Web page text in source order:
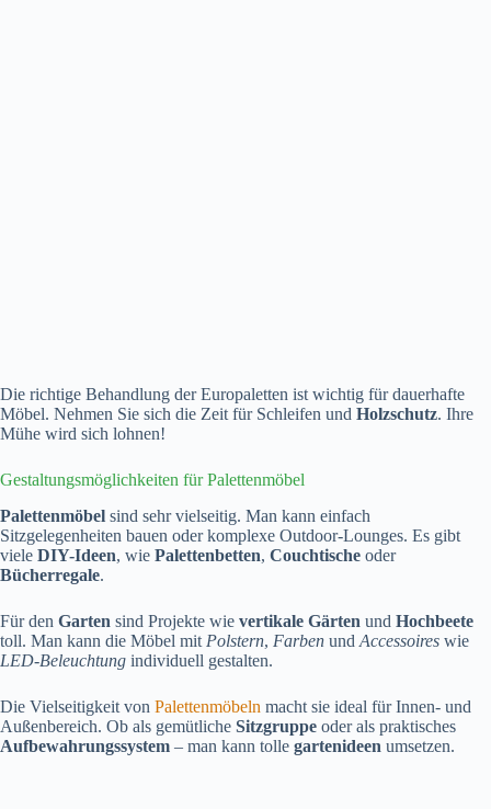
Die richtige Behandlung der Europaletten ist wichtig für dauerhafte
Möbel. Nehmen Sie sich die Zeit für Schleifen und Holzschutz. Ihre
Mühe wird sich lohnen!
Gestaltungsmöglichkeiten für Palettenmöbel
Palettenmöbel sind sehr vielseitig. Man kann einfach
Sitzgelegenheiten bauen oder komplexe Outdoor-Lounges. Es gibt
viele DIY-Ideen, wie Palettenbetten, Couchtische oder
Bücherregale.
Für den Garten sind Projekte wie vertikale Gärten und Hochbeete
toll. Man kann die Möbel mit Polstern, Farben und Accessoires wie
LED-Beleuchtung individuell gestalten.
Die Vielseitigkeit von Palettenmöbeln macht sie ideal für Innen- und
Außenbereich. Ob als gemütliche Sitzgruppe oder als praktisches
Aufbewahrungssystem – man kann tolle gartenideen umsetzen.